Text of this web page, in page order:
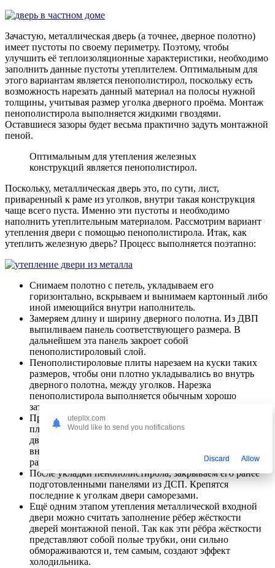
Зачастую, металлическая дверь (а точнее, дверное полотно)
имеет пустоты по своему периметру. Поэтому, чтобы
улучшить её теплоизоляционные характеристики, необходимо
заполнить данные пустоты утеплителем. Оптимальным для
этого вариантам является пенополистирол, поскольку есть
возможность нарезать данный материал на полосы нужной
толщины, учитывая размер уголка дверного проёма. Монтаж
пенополистирола выполняется жидкими гвоздями.
Оставшиеся зазоры будет весьма практично задуть монтажной
пеной.
Оптимальным для утепления железных
конструкций является пенополистирол.
Поскольку, металлическая дверь это, по сути, лист,
приваренный к раме из уголков, внутри такая конструкция
чаще всего пуста. Именно эти пустоты и необходимо
наполнить утеплительным материалом. Рассмотрим вариант
утепления двери с помощью пенополистирола. Итак, как
утеплить железную дверь? Процесс выполняется поэтапно:
Снимаем полотно с петель, укладываем его
горизонтально, вскрываем и вынимаем картонный либо
иной имеющийся внутри наполнитель.
Замеряем длину и ширину дверного полотна. Из ДВП
выпиливаем панель соответствующего размера. В
дальнейшем эта панель закроет собой
пенополистироловый слой.
Пенополистироловые плиты нарезаем на куски таких
размеров, чтобы они плотно укладывались во внутрь
дверного полотна, между уголков. Нарезка
пенополистирола выполняется обычным хорошо
заточенным ножом.
При помощи монтажного силикона крепим полученные
плиты пенополистирола к внутренней поверхности
дверного полотна. Силикон следует наносить на всю
внутреннюю поверхность дверного полотна
равномерным, плотным слоем.
После укладки пенополистирола, закрываем его ранее
подготовленными панелями из ДСП. Крепятся
последние к уголкам двери саморезами.
Ещё одним этапом утепления металлической входной
двери можно считать заполнение рёбер жёсткости
дверей монтажной пеной. Так как эти рёбра жёсткости
представляют собой полые трубки, они сильно
обмораживаются и, тем самым, создают эффект
холодильника.
uteplix.com
Would like to send you notifications
Discard Allow